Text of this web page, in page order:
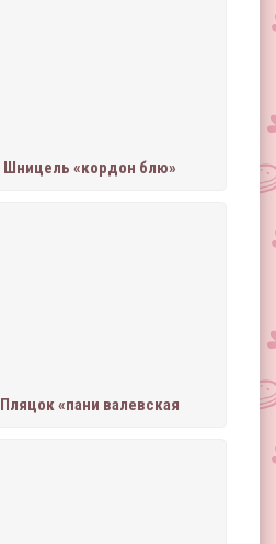
Шницель «кордон блю»
Пляцок «пани валевская